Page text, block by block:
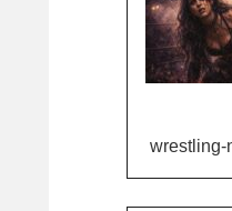
wrestling-